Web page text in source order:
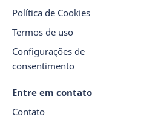
Política de Cookies
Termos de uso
Configurações de
consentimento
Entre em contato
Contato